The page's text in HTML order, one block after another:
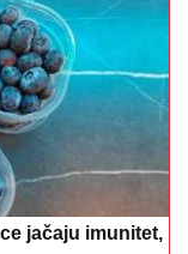
jačaju imunitet,